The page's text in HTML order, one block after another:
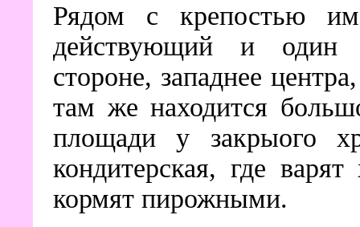
Рядом с крепостью
действующий и один
стороне, западнее
там же находится
площади у закрыого
кондитерская, где
кормят пирожными.